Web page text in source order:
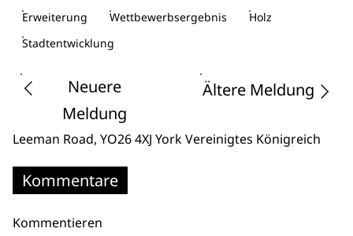
Erweiterung
Wettbewerbsergebnis
Holz
Stadtentwicklung
Neuere
Meldung
Ältere Meldung
Leeman Road, YO26 4XJ YorkVereinigtes Königreich
Kommentare
Kommentieren